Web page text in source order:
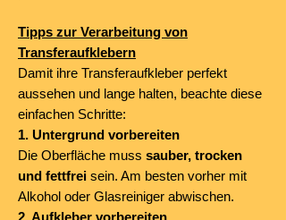
Tipps zur Verarbeitung von
Transferaufklebern
Damit ihre Transferaufkleber perfekt
aussehen und lange halten, beachte diese
einfachen Schritte:
1. Untergrund vorbereiten
Die Oberfläche muss sauber, trocken
und fettfrei sein. Am besten vorher mit
Alkohol oder Glasreiniger abwischen.
2. Aufkleber vorbereiten